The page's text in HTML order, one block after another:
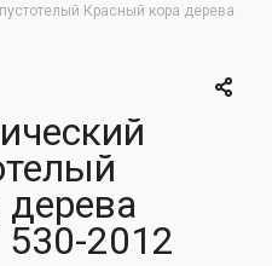
Красный кора дерева
2012